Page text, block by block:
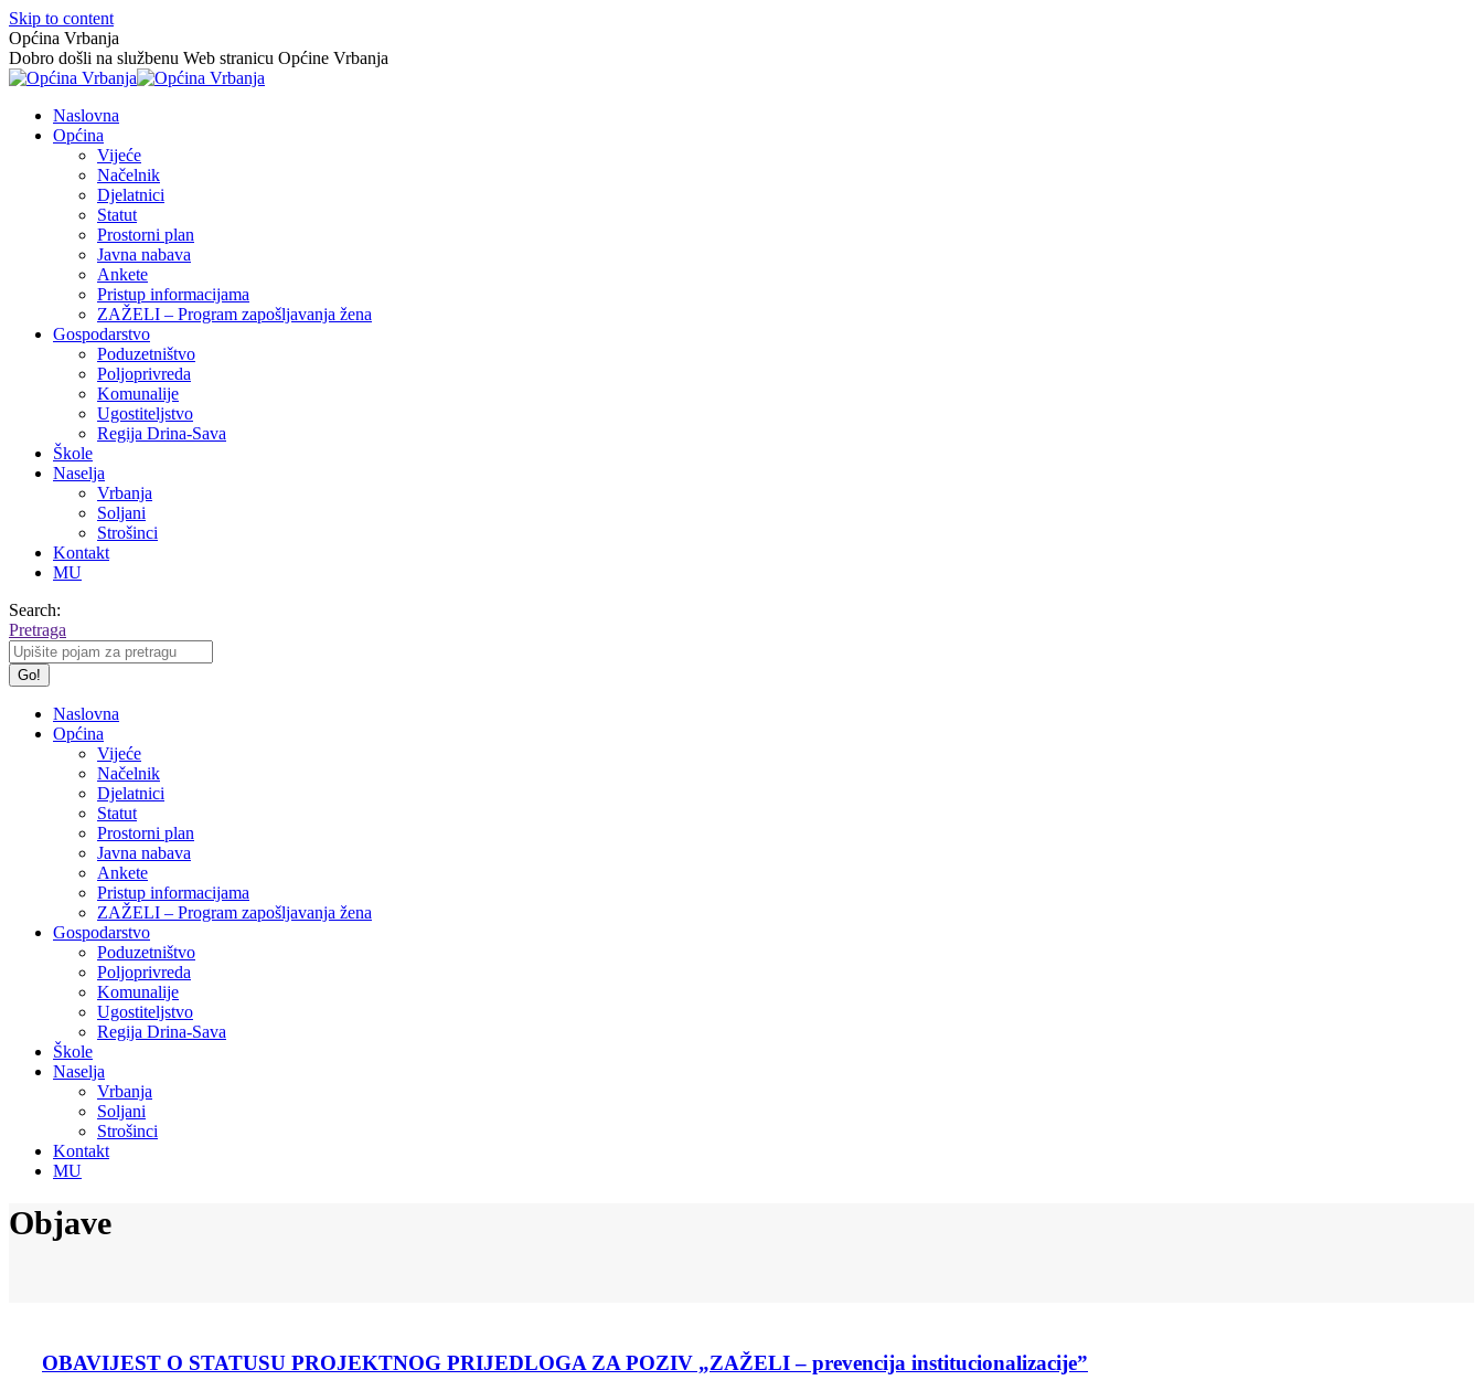
Skip to content
Općina Vrbanja
Dobro došli na službenu Web stranicu Općine Vrbanja
Naslovna
Općina
Vijeće
Načelnik
Djelatnici
Statut
Prostorni plan
Javna nabava
Ankete
Pristup informacijama
ZAŽELI – Program zapošljavanja žena
Gospodarstvo
Poduzetništvo
Poljoprivreda
Komunalije
Ugostiteljstvo
Regija Drina-Sava
Škole
Naselja
Vrbanja
Soljani
Strošinci
Kontakt
MU
Search:
Pretraga
Naslovna
Općina
Vijeće
Načelnik
Djelatnici
Statut
Prostorni plan
Javna nabava
Ankete
Pristup informacijama
ZAŽELI – Program zapošljavanja žena
Gospodarstvo
Poduzetništvo
Poljoprivreda
Komunalije
Ugostiteljstvo
Regija Drina-Sava
Škole
Naselja
Vrbanja
Soljani
Strošinci
Kontakt
MU
Objave
OBAVIJEST O STATUSU PROJEKTNOG PRIJEDLOGA ZA POZIV „ZAŽELI – prevencija institucionalizacije”